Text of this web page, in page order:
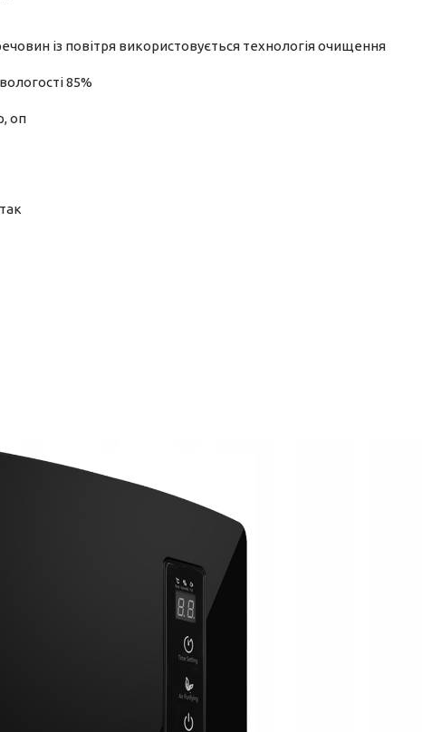
із повітря використовується технологія очищення
85%
оп